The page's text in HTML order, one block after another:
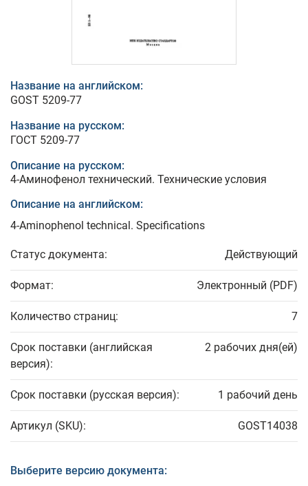
Название на английском:
GOST 5209-77
Название на русском:
ГОСТ 5209-77
Описание на русском:
4-Аминофенол технический. Технические условия
Описание на английском:
4-Aminophenol technical. Specifications
Статус документа: Действующий
Формат: Электронный (PDF)
Количество страниц: 7
Срок поставки (английская
версия):
2 рабочих дня(ей)
Срок поставки (русская версия): 1 рабочий день
Артикул (SKU): GOST14038
Выберите версию документа: